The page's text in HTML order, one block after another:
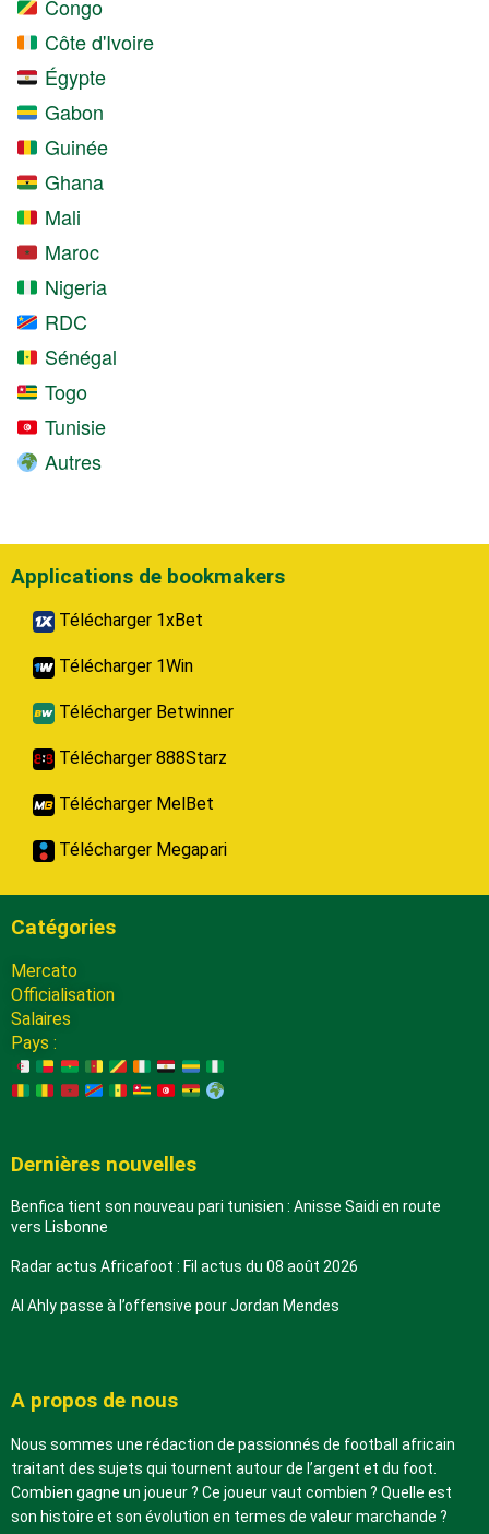
Congo
Côte d'Ivoire
Égypte
Gabon
Guinée
Ghana
Mali
Maroc
Nigeria
RDC
Sénégal
Togo
Tunisie
Autres
Applications de bookmakers
Télécharger 1xBet
Télécharger 1Win
Télécharger Betwinner
Télécharger 888Starz
Télécharger MelBet
Télécharger Megapari
Catégories
Mercato
Officialisation
Salaires
Pays :
Dernières nouvelles
Benfica tient son nouveau pari tunisien : Anisse Saidi en route
vers Lisbonne
Radar actus Africafoot : Fil actus du 08 août 2026
Al Ahly passe à l’offensive pour Jordan Mendes
A propos de nous
Nous sommes une rédaction de passionnés de football africain
traitant des sujets qui tournent autour de l’argent et du foot.
Combien gagne un joueur ? Ce joueur vaut combien ? Quelle est
son histoire et son évolution en termes de valeur marchande ?